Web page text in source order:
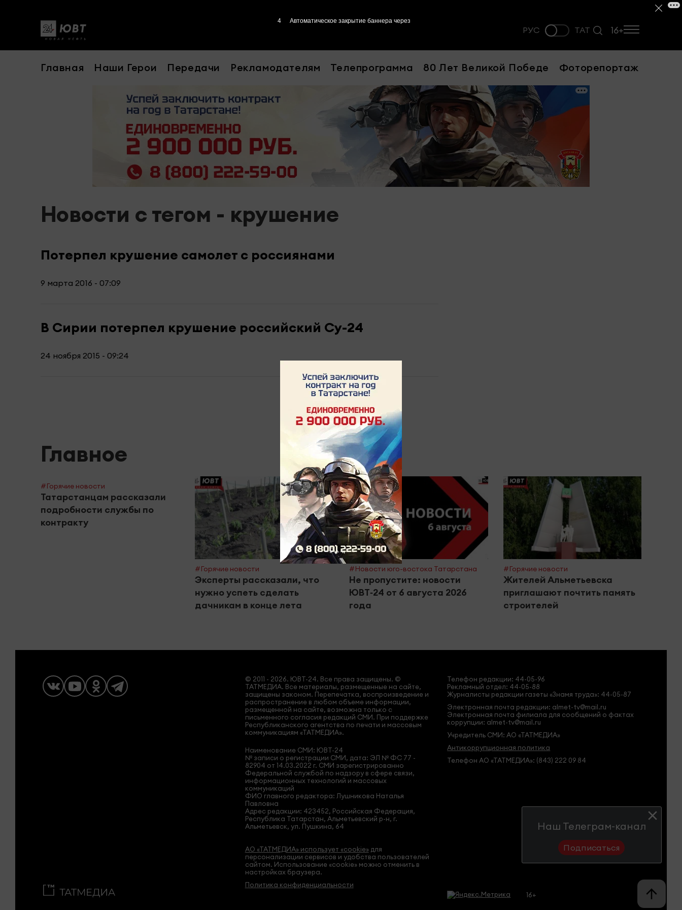
РУС ТАТ 16+
Главная Наши Герои Передачи Рекламодателям Телепрограмма 80 Лет Великой Победе Фоторепортаж
Новости с тегом - крушение
Потерпел крушение самолет с россиянами
9 марта 2016 - 07:09
В Сирии потерпел крушение российский Су-24
24 ноября 2015 - 09:24
Главное
#Горячие новости
Татарстанцам рассказали
подробности службы по
контракту
#Горячие новости
Эксперты рассказали, что
нужно успеть сделать
дачникам в конце лета
#Новости юго-востока Татарстана
Не пропустите: новости
ЮВТ‑24 от 6 августа 2026
года
#Горячие новости
Жителей Альметьевска
приглашают почтить память
строителей
Наш Телеграм-канал
Подписаться
© 2011 - 2026. ЮВТ-24. Все права защищены. ©
ТАТМЕДИА. Все материалы, размещенные на сайте,
защищены законом. Перепечатка, воспроизведение и
распространение в любом объеме информации,
размещенной на сайте, возможна только с
письменного согласия редакций СМИ. При поддержке
Республиканского агентства по печати и массовым
коммуникациям «ТАТМЕДИА».
Наименование СМИ: ЮВТ-24
№ записи о регистрации СМИ, дата: ЭЛ № ФС 77 -
82904 от 14.03.2022 г. СМИ зарегистрированно
Федеральной службой по надзору в сфере связи,
информационных технологий и массовых
коммуникаций
ФИО главного редактора: Лушникова Наталья
Павловна
Адрес редакции: 423452, Российская Федерация,
Республика Татарстан, Альметьевский р-н, г.
Альметьевск, ул. Пушкина, 64
АО «ТАТМЕДИА» использует «cookie»для
персонализации сервисов и удобства пользователей
сайтом. Использование «cookie» можно отменить в
настройках браузера.
Политика конфиденциальности
Телефон редакции: 44-05-96
Рекламный отдел: 44-05-88
Журналисты редакции газеты «Знамя труда»: 44-05-87
Электронная почта редакции: almet-tv@mail.ru
Электронная почта филиала для сообщений о фактах
коррупции: almet-tv@mail.ru
Учредитель СМИ: АО «ТАТМЕДИА»
Антикоррупционная политика
Телефон АО «ТАТМЕДИА»: (843) 222 09 84
16+
3 Автоматическое закрытие баннера через